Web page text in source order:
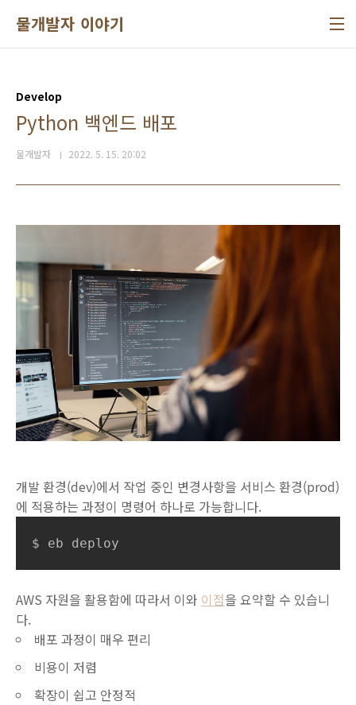
물개발자 이야기
Develop
Python 백엔드 배포
물개발자 2022. 5. 15. 20:02
개발 환경(dev)에서 작업 중인 변경사항을 서비스 환경(prod)
에 적용하는 과정이 명령어 하나로 가능합니다.
$ eb deploy
AWS 자원을 활용함에 따라서 이와 이점을 요약할 수 있습니
다.
배포 과정이 매우 편리
비용이 저렴
확장이 쉽고 안정적